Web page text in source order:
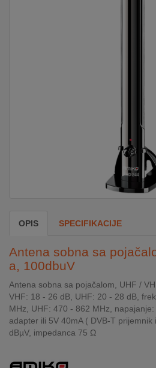
SECURITY
PC
&
GAME
OPIS SPECIFIKACIJE
Antena sobna sa
a, 100dbuV
Antena sobna sa pojačalom, UHF /
VHF: 18 - 26 dB, UHF: 20 - 28 dB,
MHz, UHF: 470 - 862 MHz,
adapter ili 5V 40mA ( DVB-T
dBµV, impedanca 75 Ω